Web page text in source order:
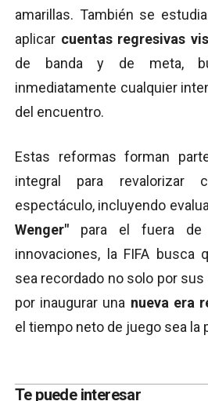
amarillas. También se
aplicar cuentas regresivas
de banda y de meta,
inmediatamente cualquier
del encuentro.
Estas reformas forman
integral para revalorizar
espectáculo, incluyendo
Wenger" para el fuera de
innovaciones, la FIFA busca
sea recordado no solo por
por inaugurar una nueva era
el tiempo neto de juego sea la
Te puede interesar